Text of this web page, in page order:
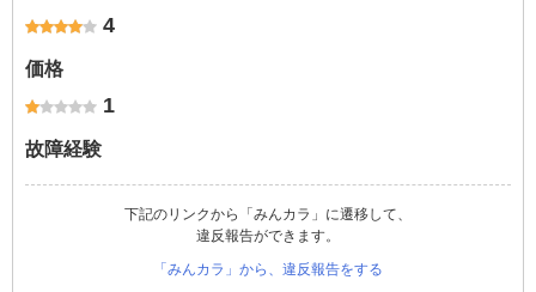
4
価格
1
故障経験
下記のリンクから「みんカラ」に遷移して、
違反報告ができます。
「みんカラ」から、違反報告をする